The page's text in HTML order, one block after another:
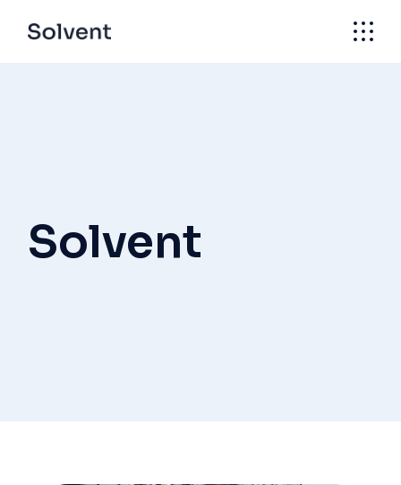
Solvent